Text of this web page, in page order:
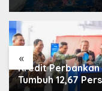
«
Di Tengah
Ketidakpastian